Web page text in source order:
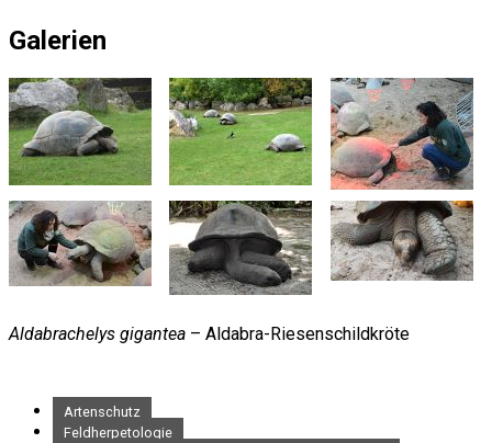
Galerien
Aldabrachelys gigantea – Aldabra-Riesenschildkröte
Artenschutz
Feldherpetologie